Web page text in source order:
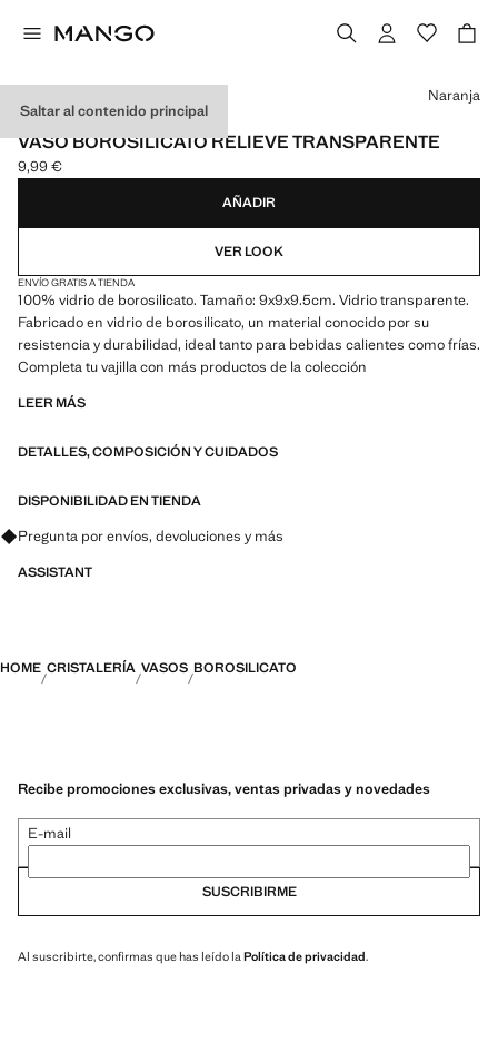
Saltar al contenido principal
BOROSILICATO
VASO BOROSILICATO RELIEVE TRANSPARENTE
Precio actual [9,99 € ]
9,99 €
Selecciona un color
Naranja
AÑADIR
VER LOOK
ENVÍO GRATIS A TIENDA
100% vidrio de borosilicato. Tamaño: 9x9x9.5cm. Vidrio transparente.
Fabricado en vidrio de borosilicato, un material conocido por su
resistencia y durabilidad, ideal tanto para bebidas calientes como frías.
Completa tu vajilla con más productos de la colección
LEER MÁS
DETALLES, COMPOSICIÓN Y CUIDADOS
DISPONIBILIDAD EN TIENDA
Pregunta por envíos, devoluciones y más
ASSISTANT
HOME CRISTALERÍA VASOS BOROSILICATO
Recibe promociones exclusivas, ventas privadas y novedades
E-mail
SUSCRIBIRME
Al suscribirte, confirmas que has leído la Política de privacidad.